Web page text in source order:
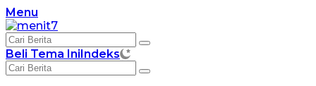
Langsung
ke
konten
Menu
Beli Tema IniIndeks